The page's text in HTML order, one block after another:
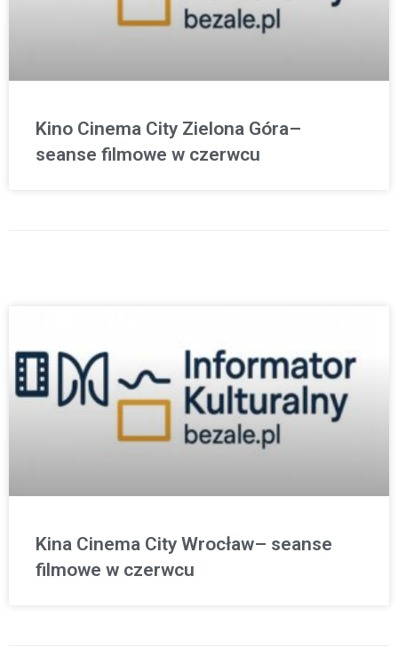
Kino Cinema City Zielona Góra–
seanse filmowe w czerwcu
Kina Cinema City Wrocław– seanse
filmowe w czerwcu